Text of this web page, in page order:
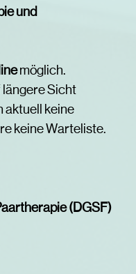
und
möglich.
längere Sicht
aktuell keine
keine Warteliste.
(DGSF)